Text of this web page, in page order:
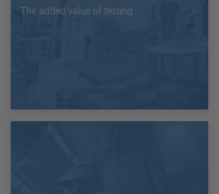
The added value of testing